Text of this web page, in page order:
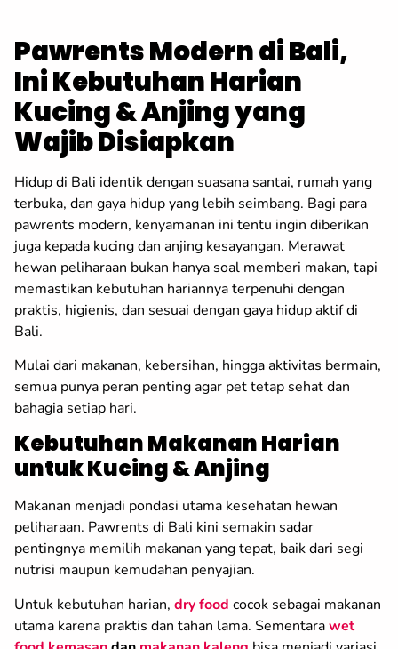
Pawrents Modern di Bali,
Ini Kebutuhan Harian
Kucing & Anjing yang
Wajib Disiapkan
Hidup di Bali identik dengan suasana santai, rumah yang
terbuka, dan gaya hidup yang lebih seimbang. Bagi para
pawrents modern, kenyamanan ini tentu ingin diberikan
juga kepada kucing dan anjing kesayangan. Merawat
hewan peliharaan bukan hanya soal memberi makan, tapi
memastikan kebutuhan hariannya terpenuhi dengan
praktis, higienis, dan sesuai dengan gaya hidup aktif di
Bali.
Mulai dari makanan, kebersihan, hingga aktivitas bermain,
semua punya peran penting agar pet tetap sehat dan
bahagia setiap hari.
Kebutuhan Makanan Harian
untuk Kucing & Anjing
Makanan menjadi pondasi utama kesehatan hewan
peliharaan. Pawrents di Bali kini semakin sadar
pentingnya memilih makanan yang tepat, baik dari segi
nutrisi maupun kemudahan penyajian.
Untuk kebutuhan harian, dry food cocok sebagai makanan
utama karena praktis dan tahan lama. Sementarawet